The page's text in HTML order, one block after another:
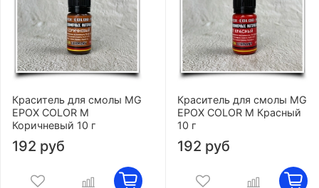
Краситель для смолы MG
EPOX COLOR M
Коричневый 10 г
192 руб
Краситель для смолы MG
EPOX COLOR M Красный
10 г
192 руб